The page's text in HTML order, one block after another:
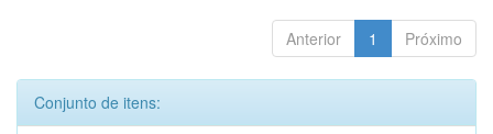
Anterior 1 Próximo
Conjunto de itens: